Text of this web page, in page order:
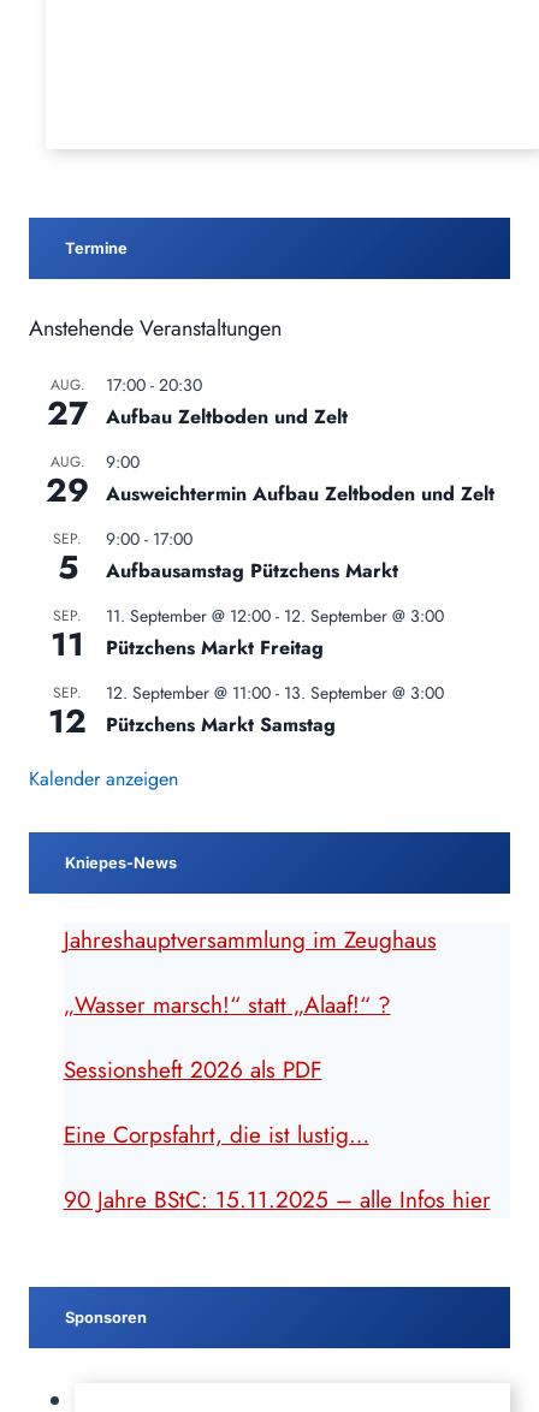
Termine
Anstehende Veranstaltungen
AUG.
27
17:00 - 20:30
Aufbau Zeltboden und Zelt
AUG.
29
9:00
Ausweichtermin Aufbau Zeltboden und Zelt
SEP.
5
9:00 - 17:00
Aufbausamstag Pützchens Markt
SEP.
11
11. September @ 12:00 - 12. September @ 3:00
Pützchens Markt Freitag
SEP.
12
12. September @ 11:00 - 13. September @ 3:00
Pützchens Markt Samstag
Kalender anzeigen
Kniepes-News
Jahreshauptversammlung im Zeughaus
„Wasser marsch!“ statt „Alaaf!“ ?
Sessionsheft 2026 als PDF
Eine Corpsfahrt, die ist lustig…
90 Jahre BStC: 15.11.2025 – alle Infos hier
Sponsoren